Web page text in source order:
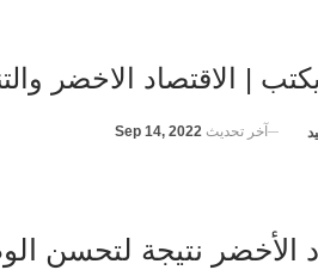
| الاقتصاد الاخضر
آخر تحديث Sep 14, 2022
الأخضر نتيجة لتحسن